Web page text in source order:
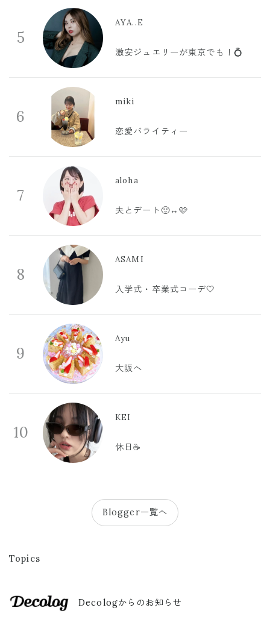
5
AYA..E
激安ジュエリーが東京でも！💍
6
miki
恋愛バライティー
7
aloha
夫とデート🙂‍↔️🩷
8
ASAMI
入学式・卒業式コーデ🤍
9
Ayu
大阪へ
10
KEI
休日☕️
Blogger一覧へ
Topics
Decologからのお知らせ